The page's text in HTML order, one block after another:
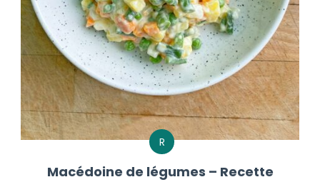
R
Macédoine de légumes – Recette